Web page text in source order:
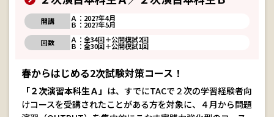
開講 Ａ：2027年4月
Ｂ：2027年5月
回数
Ａ：全34回＋公開模試2回
Ｂ：全30回＋公開模試1回
春からはじめる2次試験対策コース！
「２次演習本科生Ａ」 は、すでにTACで２次の学習経験者向
けコースを受講されたことがある方を対象に、４月から問題